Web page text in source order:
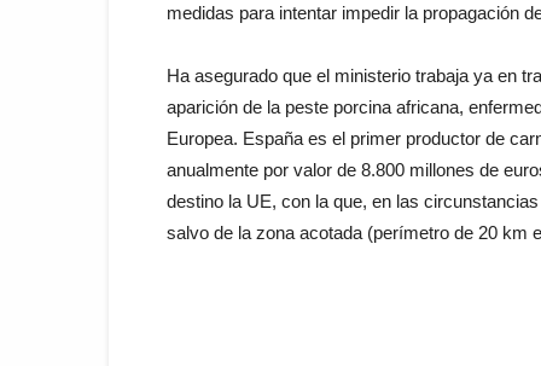
medidas para intentar impedir la propagación
Ha asegurado que el ministerio trabaja ya en
aparición de la peste porcina africana,
Europea. España es el primer productor de
anualmente por valor de 8.800 millones de
destino la UE, con la que, en las
salvo de la zona acotada (perímetro de 20 km